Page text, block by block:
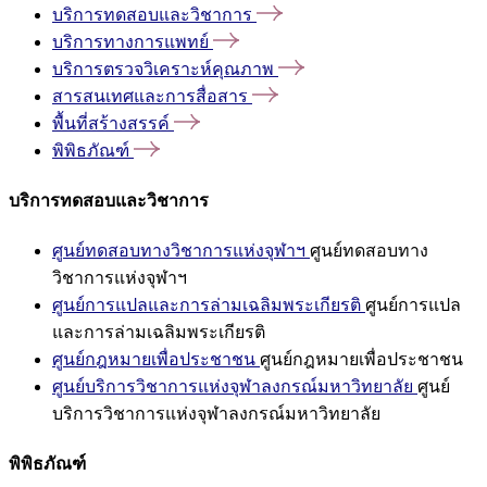
บริการทดสอบและวิชาการ
บริการทางการแพทย์
บริการตรวจวิเคราะห์คุณภาพ
สารสนเทศและการสื่อสาร
พื้นที่สร้างสรรค์
พิพิธภัณฑ์
บริการทดสอบและวิชาการ
ศูนย์ทดสอบทางวิชาการแห่งจุฬาฯ ศูนย์ทดสอบทาง
วิชาการแห่งจุฬาฯ
ศูนย์การแปลและการล่ามเฉลิมพระเกียรติ ศูนย์การแปล
และการล่ามเฉลิมพระเกียรติ
ศูนย์กฎหมายเพื่อประชาชน ศูนย์กฎหมายเพื่อประชาชน
ศูนย์บริการวิชาการแห่งจุฬาลงกรณ์มหาวิทยาลัย ศูนย์
บริการวิชาการแห่งจุฬาลงกรณ์มหาวิทยาลัย
พิพิธภัณฑ์